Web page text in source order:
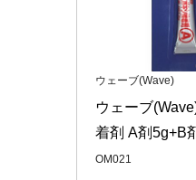
ウェーブ(Wave)
ウェーブ
着剤 A剤5g+B
OM021